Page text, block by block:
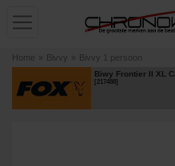
Home » Bivvy » Bivvy 1 persoon
Biwy Frontier II XL
[217488]